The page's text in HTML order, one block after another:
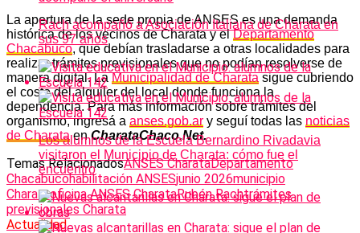
La apertura de la sede propia de ANSES es una demanda
histórica de los vecinos de Charata y elDepartamento
Chacabuco, que debían trasladarse a otras localidades para
realizar trámites previsionales que no podían resolverse de
manera digital. LaMunicipalidad de Charatasigue cubriendo
el costo del alquiler del local donde funciona la
dependencia. Para más información sobre trámites del
organismo, ingresá a anses.gob.ar y seguí todas las noticias
de CharataenCharataChaco.Net.
Temas RelacionadosANSES CharataDepartamento
Chacabucohabilitación ANSESjunio 2026municipio
Charataoficina ANSES CharataRubén Rachtrámites
previsionales Charata
Actualidad
Rach acompañó a Asociación Italiana de Charata en
sus 97 años
Los alumnos de la Escuela Bernardino Rivadavia
visitaron el Municipio de Charata: cómo fue el
encuentro